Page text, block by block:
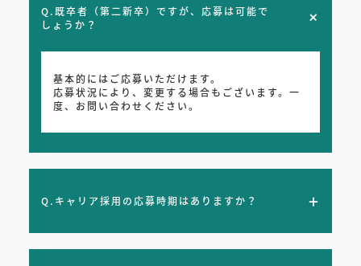
Q.既卒者（第二新卒）ですが、応募は可能で
しょうか？
基本的にはご応募いただけます。
応募状況により、変更する場合もございます。一
度、お問い合わせください。
Q.キャリア採用の応募時期はありますか？